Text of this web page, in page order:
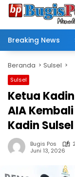
Langsung
Breaking News
Beranda Sulsel
Sulsel
Ketua
AIA
Kadin Sulsel
Bugis Pos
Juni 13, 2026